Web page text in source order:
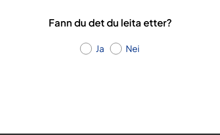
Fann du det du leita etter?
Ja Nei